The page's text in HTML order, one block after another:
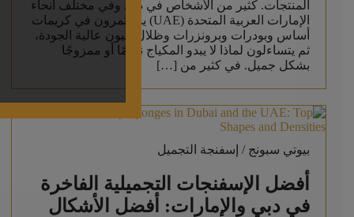
المنتجات. كثير من الأشخاص في دبي وفي مختلف أنحاء
الإمارات العربية المتحدة (UAE) يستثمرون في كريمات
أساس وبودرات وبرونزرات وظلال عيون عالية الجودة،
ثم يتساءلون لماذا لا يبدو المكياج ناعمًا أو ممزوجًا
بشكل جميل. في كثير من […]
بيوتي سبونج / إسفنجة التجميل
أفضل الإسفنجات التجميلية الفاخرة
في دبي والإمارات: أفضل الأشكال